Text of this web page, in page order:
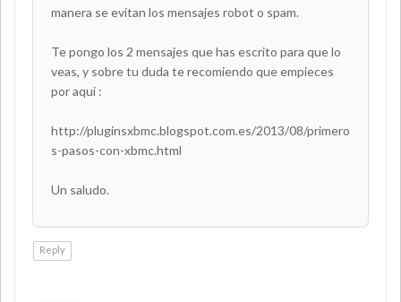
manera se evitan los mensajes robot o spam.
Te pongo los 2 mensajes que has escrito para que lo
veas, y sobre tu duda te recomiendo que empieces
por aqui :
http://pluginsxbmc.blogspot.com.es/2013/08/primero
s-pasos-con-xbmc.html
Un saludo.
Reply